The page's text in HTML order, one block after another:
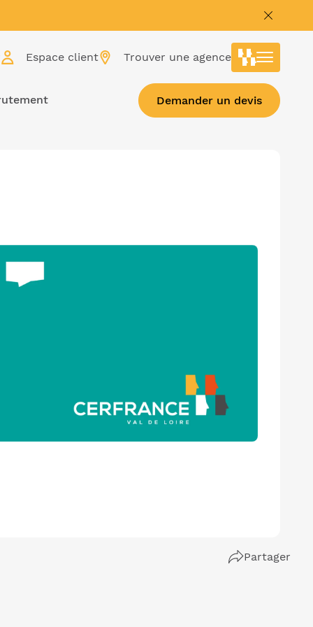
Espace client Trouver une agence
Demander un devis
Partager